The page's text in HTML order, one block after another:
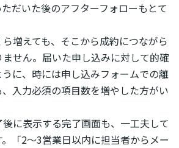
だいた後のアフターフォローもとて
増えても、そこから成約につながら
せん。届いた申し込みに対して的確
に、時には申し込みフォームでの離
入力必須の項目数を増やした方がい
に表示する完了画面も、一工夫して
「2～3営業日以内に担当者からメー